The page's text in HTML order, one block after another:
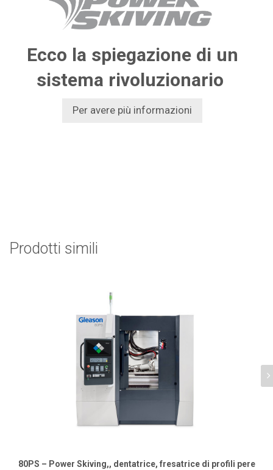
Ecco la spiegazione di un
sistema rivoluzionario
Per avere più informazioni
Prodotti simili
80PS – Power Skiving,, dentatrice, fresatrice di profili pere